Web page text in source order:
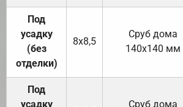
Под
усадку
(без
отделки)
8х8,5
Cруб дома
140х140 мм
Под
усадку
Cруб дома